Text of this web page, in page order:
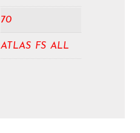
70
ATLAS FS ALL